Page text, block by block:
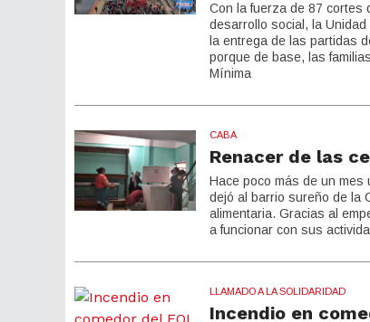
Con la fuerza de 87 cortes
desarrollo social, la
la entrega de las partidas
porque de base, las
Mínima
CABA
Renacer de las
Hace poco más de un mes
dejó al barrio sureño de la
alimentaria. Gracias al
a funcionar con sus
LLAMADO A LA SOLIDARIDAD
Incendio en